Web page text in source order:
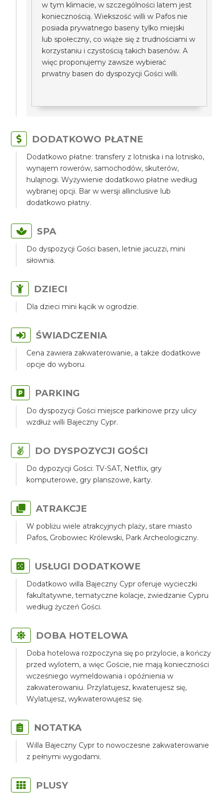
w tym klimacie, w szczególności latem jest
koniecznością. Wiekszość willi w Pafos nie
posiada prywatnego baseny tylko miejski
lub społeczny, co wiąże się z trudnościami w
korzystaniu i czystością takich basenów. A
więc proponujemy zawsze wybierać
prwatny basen do dyspozycji Gości willi.
DODATKOWO PŁATNE
Dodatkowo płatne: transfery z lotniska i na lotnisko,
wynajem rowerów, samochodów, skuterów,
hulajnogi. Wyżywienie dodatkowo płatne według
wybranej opcji. Bar w wersji allinclusive lub
dodatkowo płatny.
SPA
Do dyspozycji Gości basen, letnie jacuzzi, mini
siłownia.
DZIECI
Dla dzieci mini kącik w ogrodzie.
ŚWIADCZENIA
Cena zawiera zakwaterowanie, a także dodatkowe
opcje do wyboru.
PARKING
Do dyspozycji Gości miejsce parkinowe przy ulicy
wzdłuż willi Bajeczny Cypr.
DO DYSPOZYCJI GOŚCI
Do dypozycji Gości: TV-SAT, Netflix, gry
komputerowe, gry planszowe, karty.
ATRAKCJE
W pobliżu wiele atrakcyjnych plaży, stare miasto
Pafos, Grobowiec Królewski, Park Archeologiczny.
USŁUGI DODATKOWE
Dodatkowo willa Bajeczny Cypr oferuje wycieczki
fakultatywne, tematyczne kolacje, zwiedzanie Cypru
według życzeń Gości.
DOBA HOTELOWA
Doba hotelowa rozpoczyna się po przylocie, a kończy
przed wylotem, a więc Goście, nie mają konieczności
wcześniego wymeldowania i opóźnienia w
zakwaterowaniu. Przylatujesz, kwaterujesz się,
Wylatujesz, wykwaterowujesz się.
NOTATKA
Willa Bajeczny Cypr to nowoczesne zakwaterowanie
z pełnymi wygodami.
PLUSY